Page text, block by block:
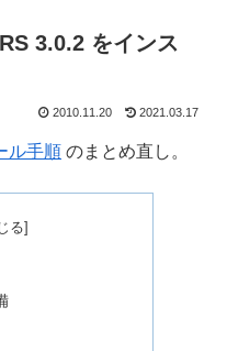
3.0.2 をインス
2010.11.20 2021.03.17
ル手順 のまとめ直し。